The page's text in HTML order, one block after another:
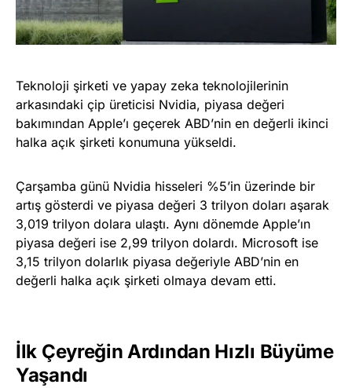
Teknoloji şirketi ve yapay zeka teknolojilerinin
arkasındaki çip üreticisi Nvidia, piyasa değeri
bakımından Apple’ı geçerek ABD’nin en değerli ikinci
halka açık şirketi konumuna yükseldi.
Çarşamba günü Nvidia hisseleri %5’in üzerinde bir
artış gösterdi ve piyasa değeri 3 trilyon doları aşarak
3,019 trilyon dolara ulaştı. Aynı dönemde Apple’ın
piyasa değeri ise 2,99 trilyon dolardı. Microsoft ise
3,15 trilyon dolarlık piyasa değeriyle ABD’nin en
değerli halka açık şirketi olmaya devam etti.
İlk Çeyreğin Ardından Hızlı Büyüme
Yaşandı